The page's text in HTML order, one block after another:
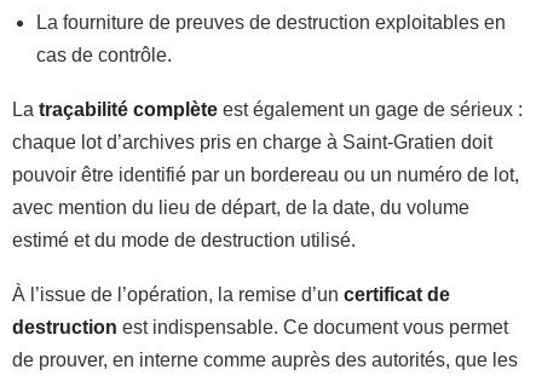
La fourniture de preuves de destruction exploitables en
cas de contrôle.
La traçabilité complète est également un gage de sérieux :
chaque lot d’archives pris en charge à Saint-Gratien doit
pouvoir être identifié par un bordereau ou un numéro de lot,
avec mention du lieu de départ, de la date, du volume
estimé et du mode de destruction utilisé.
À l’issue de l’opération, la remise d’un certificat de
destruction est indispensable. Ce document vous permet
de prouver, en interne comme auprès des autorités, que les